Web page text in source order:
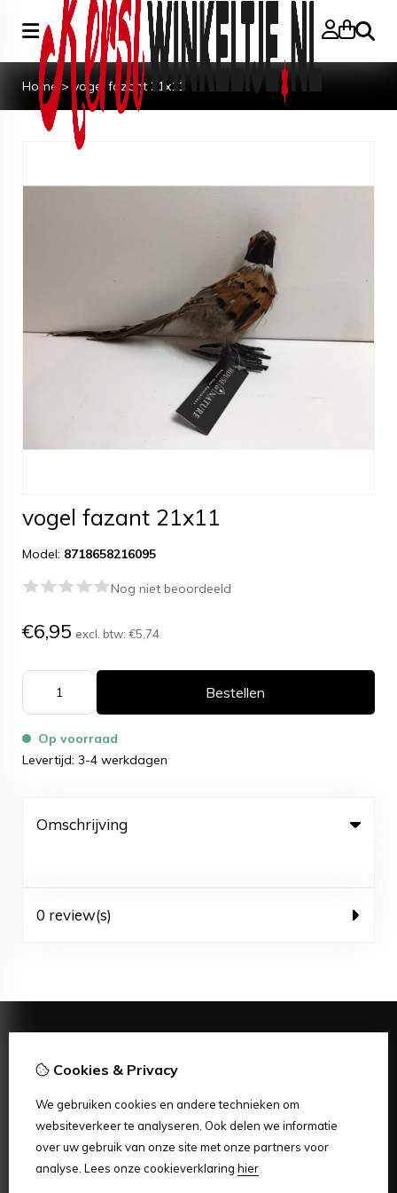
Zoeken
Home > vogel fazant 21x11
vogel fazant 21x11
Model: 8718658216095
Nog niet beoordeeld
€6,95 excl. btw: €5,74
Bestellen
Op voorraad
Levertijd: 3-4 werkdagen
Omschrijving
0 review(s)
Verzending
Disclaimer
Algemene voorwaarden
Extra
Aanbiedingen
Cookies & Privacy
We gebruiken cookies en andere technieken om
websiteverkeer te analyseren. Ook delen we informatie
over uw gebruik van onze site met onze partners voor
analyse. Lees onze cookieverklaring hier